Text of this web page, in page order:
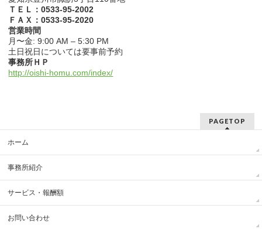
ＴＥＬ：0533-95-2002
ＦＡＸ：0533-95-2020
営業時間
月〜金: 9:00 AM – 5:30 PM
土日祝日については要事前予約
事務所ＨＰ
http://oishi-homu.com/index/
PAGETOP
ホーム
事務所紹介
サービス・報酬額
お問い合わせ